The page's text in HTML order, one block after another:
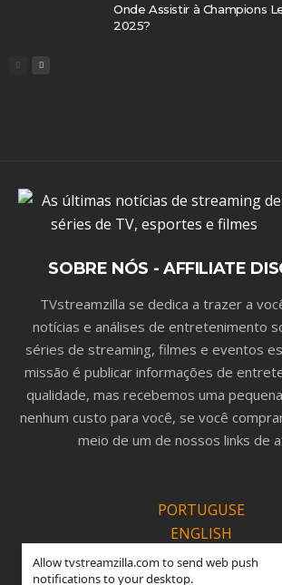
Allow tvstreamzilla.com to send web push
notifications to your desktop.
Onde Assistir à Champions
2025?
SOBRE NÓS - AFFILIATE
TVstreamzilla se dedica a trazer a
notícias e análises de entretenimento
séries de streaming, filmes e eventos
missão é publicar informações de
qualidade, mas recebemos uma
nenhum custo para você, se você
meio de um de nossos links de
PORTUGUSE
ENGLISH
ESPANOL